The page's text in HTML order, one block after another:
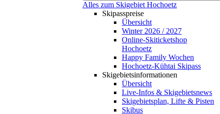
Alles zum Skigebiet Hochoetz
Skipasspreise
Übersicht
Winter 2026 / 2027
Online-Skiticketshop
Hochoetz
Happy Family Wochen
Hochoetz-Kühtai Skipass
Skigebietsinformationen
Übersicht
Live-Infos & Skigebietsnews
Skigebietsplan, Lifte & Pisten
Skibus